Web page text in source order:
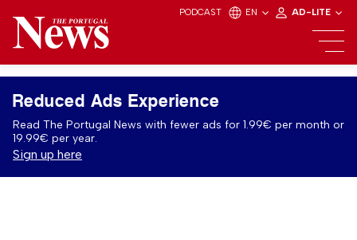
PODCAST EN AD-LITE
Reduced Ads Experience
Read The Portugal News with fewer ads for 1.99€ per month or
19.99€ per year.
Sign up here